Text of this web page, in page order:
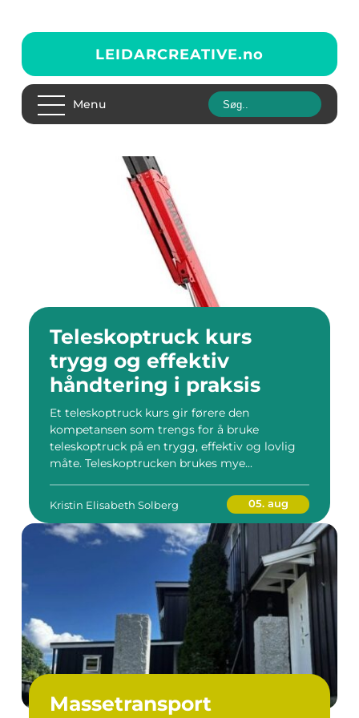
LEIDARCREATIVE.no
Menu
Teleskoptruck kurs
trygg og effektiv
håndtering i praksis
Et teleskoptruck kurs gir førere den
kompetansen som trengs for å bruke
teleskoptruck på en trygg, effektiv og lovlig
måte. Teleskoptrucken brukes mye...
Kristin Elisabeth Solberg 05. aug
Massetransport